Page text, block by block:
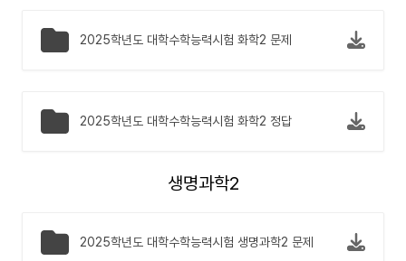
2025학년도 대학수학능력시험 화학2 문제
2025학년도 대학수학능력시험 화학2 정답
생명과학2
2025학년도 대학수학능력시험 생명과학2 문제